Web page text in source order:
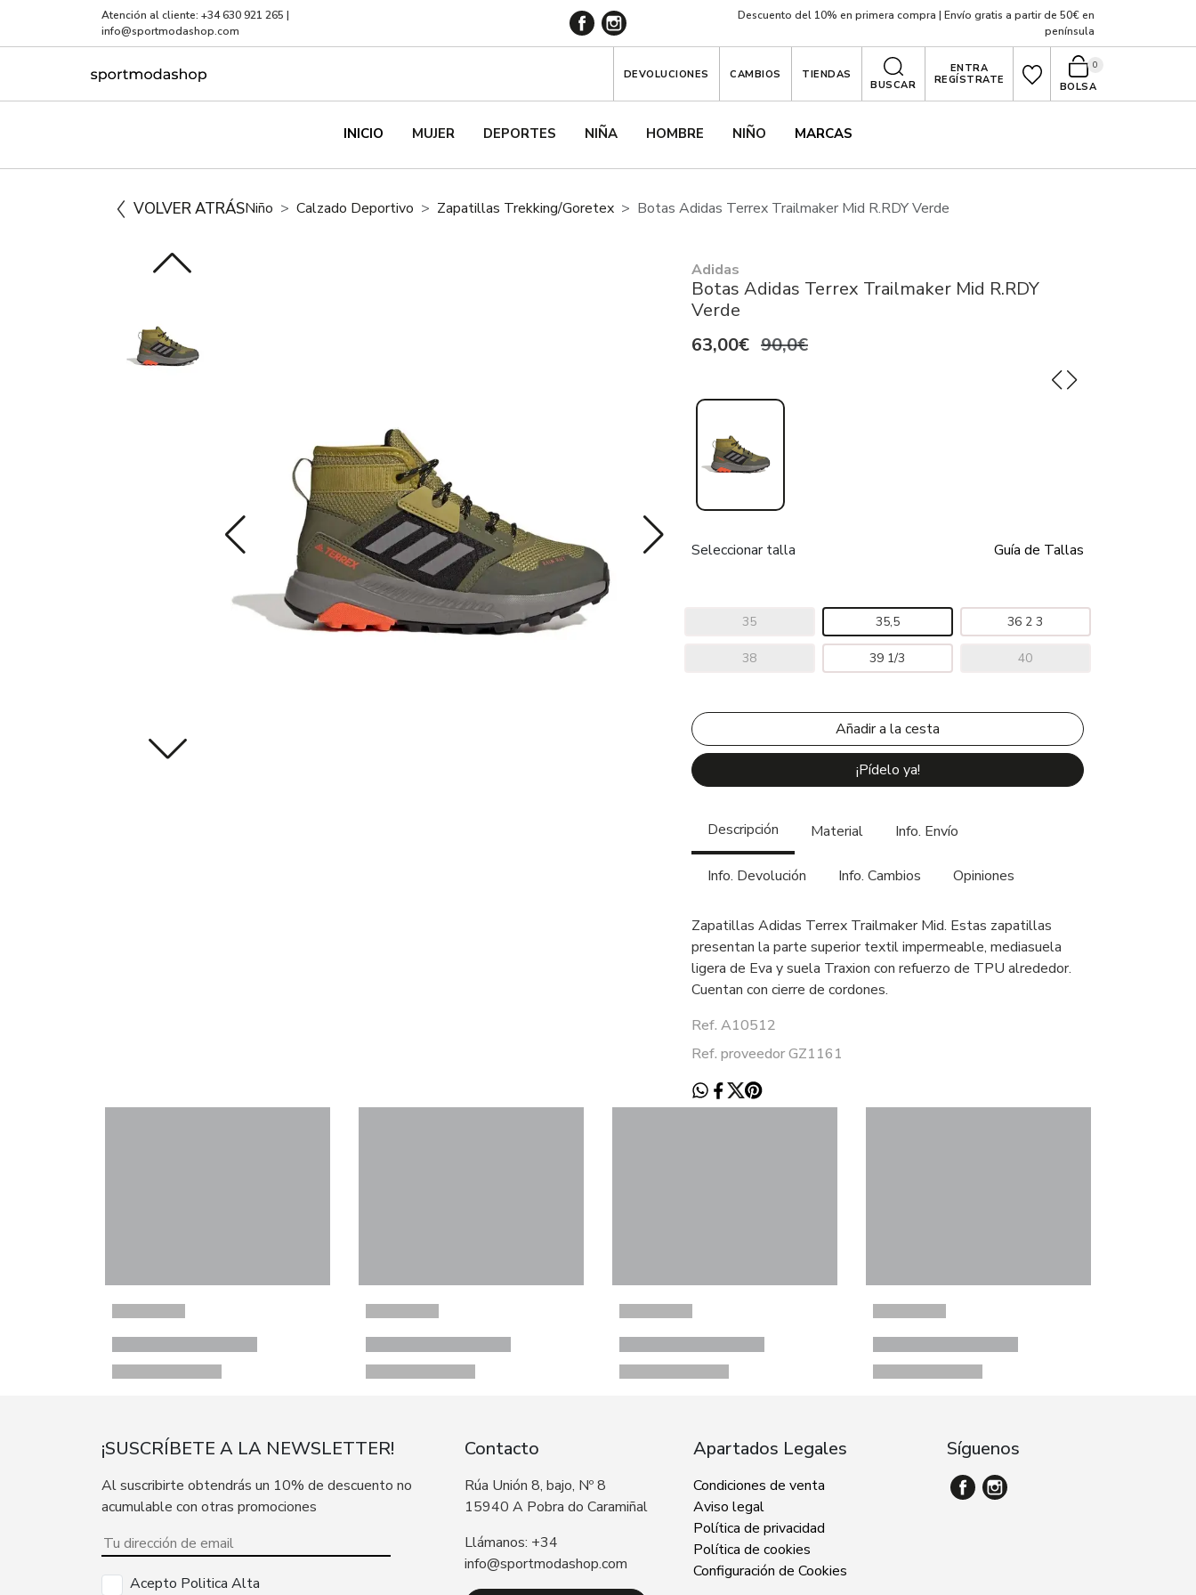
Atención al cliente: +34 630 921 265 |
info@sportmodashop.com
Descuento del 10% en primera compra | Envío gratis a partir de 50€ en
península
INICIO MUJER DEPORTES NIÑA HOMBRE NIÑO MARCAS
DEVOLUCIONES CAMBIOS
TIENDAS
BUSCAR
ENTRA
REGÍSTRATE
BOLSA
0
VOLVER ATRÁSNiño Calzado Deportivo Zapatillas Trekking/goretex Botas Adidas Terrex Trailmaker Mid R.RDY Verde
Adidas
Botas Adidas Terrex Trailmaker Mid R.RDY
Verde
63,00€ 90,0€
Seleccionar talla Guía de Tallas
35 35,5 36 2 3
38 39 1/3 40
¡Pídelo ya!
Descripción Material Info. Envío
Info. Devolución Info. Cambios Opiniones
Zapatillas Adidas Terrex Trailmaker Mid. Estas zapatillas
presentan la parte superior textil impermeable, mediasuela
ligera de Eva y suela Traxion con refuerzo de TPU alrededor.
Cuentan con cierre de cordones.
Ref. A10512
Ref. proveedor GZ1161
¡SUSCRÍBETE A LA NEWSLETTER!
Al suscribirte obtendrás un 10% de descuento no
acumulable con otras promociones
Acepto Politica Alta
Contacto
Rúa Unión 8, bajo, Nº 8
15940 A Pobra do Caramiñal
Llámanos: +34
info@sportmodashop.com
Apartados Legales
Condiciones de venta
Aviso legal
Política de privacidad
Política de cookies
Configuración de Cookies
Síguenos